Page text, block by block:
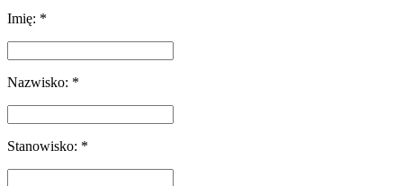
Imię: *
Nazwisko: *
Stanowisko: *